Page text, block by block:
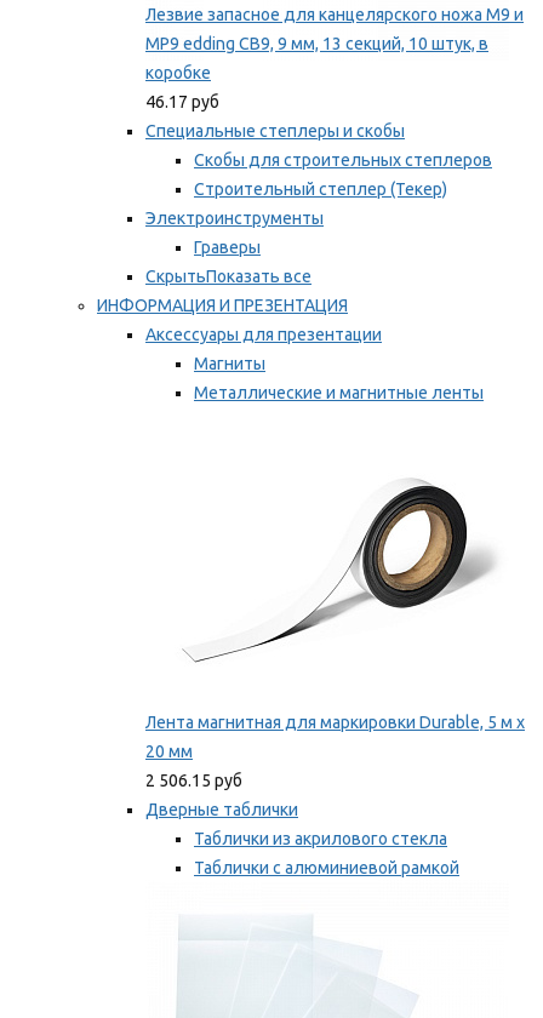
Лезвие запасное для канцелярского ножа M9 и
MP9 edding CB9, 9 мм, 13 секций, 10 штук, в
коробке
46.17 руб
Специальные степлеры и скобы
Скобы для строительных степлеров
Строительный степлер (Текер)
Электроинструменты
Граверы
СкрытьПоказать все
ИНФОРМАЦИЯ И ПРЕЗЕНТАЦИЯ
Аксессуары для презентации
Магниты
Металлические и магнитные ленты
Лента магнитная для маркировки Durable, 5 м х
20 мм
2 506.15 руб
Дверные таблички
Таблички из акрилового стекла
Таблички с алюминиевой рамкой